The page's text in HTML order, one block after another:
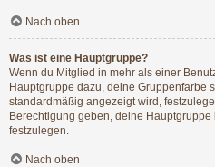
Nach oben
Was ist eine Hauptgruppe?
Wenn du Mitglied in mehr als einer
Hauptgruppe dazu, deine Gruppenfarbe
standardmäßig angezeigt wird,
Berechtigung geben, deine
festzulegen.
Nach oben